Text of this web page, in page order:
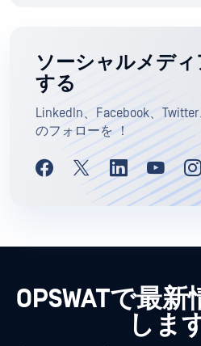
ソーシャルメデ
する
LinkedIn、Facebook、Twitter
のフォローを ！
OPSWATで最
しま